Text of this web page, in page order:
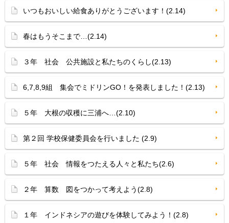
いつもおいしい給食ありがとうございます！(2.14)
春はもうそこまで…(2.14)
３年 社会 公共施設と私たちのくらし(2.13)
6,7,8,9組 集会でミドリンGO！を発表しました！(2.13)
５年 大根の収穫に三浦へ…(2.10)
第２回 学校保健委員会を行いました (2.9)
５年 社会 情報をつたえる人々と私たち(2.6)
２年 算数 図をつかって考えよう(2.8)
１年 インドネシアの遊びを体験してみよう！(2.8)